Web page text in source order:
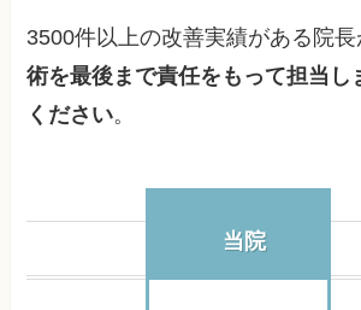
3500件以上の改善実績がある院
術を最後まで責任をもって担当し
ください。
当院